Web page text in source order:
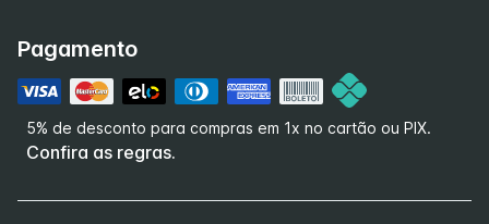
Pagamento
5% de desconto para compras em 1x no cartão ou PIX.
Confira as regras.